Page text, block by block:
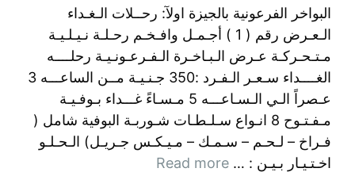
البواخر الفرعونية بالجيزة اولآ: رحــلات الـغـداء
الـعـرض رقم ( 1 ) أجـمـل وافـخـم رحـلـة نـيـلـيـة
مـتـحـركـة عـرض الـبـاخـرة الـفـرعـونـيـة رحلــــه
الغــــداء سـعـر الـفـرد :350 جـنـيـة مــن الساعـــه 3
عـصراً الـي الـسـاعـــه 5 مـسـاءً غـــداء بـوفـيـة
مـفـتـوح 8 انـواع سـلـطـات شـوربـة البوفية شامل (
فـراخ – لـحـم – سـمـك – مـيـكـس جـريـل) الـحـلـو
اخـتـيـار بـيـن : … Read more